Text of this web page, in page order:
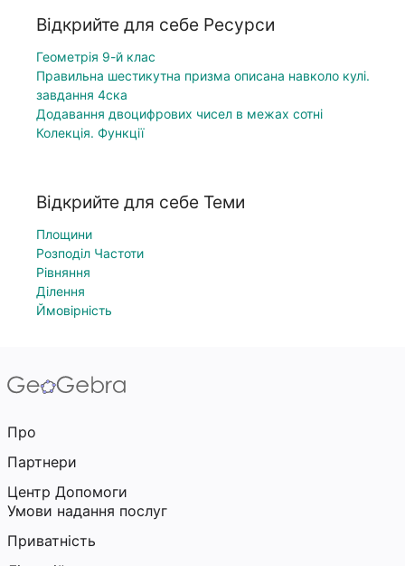
Відкрийте для себе Ресурси
Геометрія 9-й клас
Правильна шестикутна призма описана навколо кулі.
завдання 4ска
Додавання двоцифрових чисел в межах сотні
Колекція. Функції
Відкрийте для себе Теми
Площини
Розподіл Частоти
Рівняння
Ділення
Ймовірність
Про
Партнери
Центр Допомоги
Умови надання послуг
Приватність